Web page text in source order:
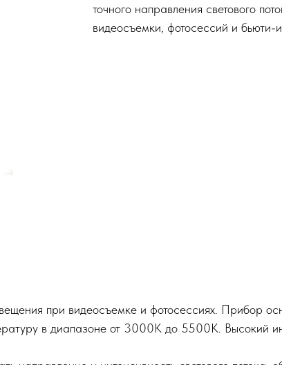
точного направления светового
видеосъемки, фотосессий и бьюти-
при видеосъемке и фотосессиях. Прибор
в диапазоне от 3000K до 5500K. Высокий